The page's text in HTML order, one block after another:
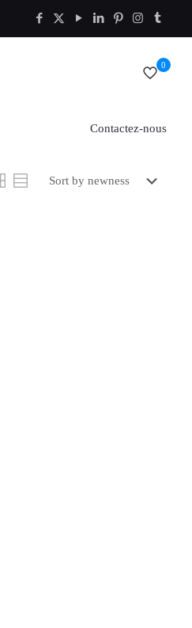
0
Contactez-nous